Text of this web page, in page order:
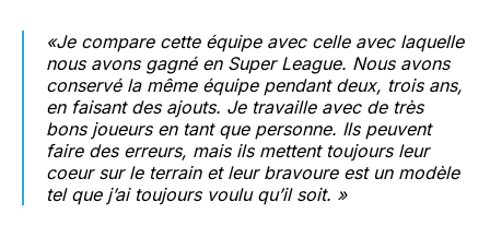
«Je compare cette équipe avec celle avec laquelle
nous avons gagné en Super League. Nous avons
conservé la même équipe pendant deux, trois ans,
en faisant des ajouts. Je travaille avec de très
bons joueurs en tant que personne. Ils peuvent
faire des erreurs, mais ils mettent toujours leur
coeur sur le terrain et leur bravoure est un modèle
tel que j’ai toujours voulu qu’il soit. »